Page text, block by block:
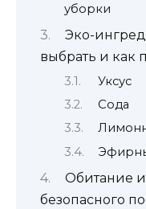
уборки
Эко-
выбрать и как
Уксус
Сода
Обитание и
безопасного